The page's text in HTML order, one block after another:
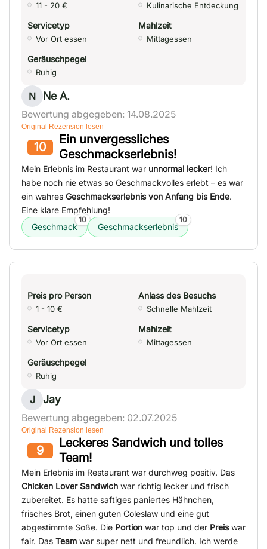
11 - 20 € Kulinarische Entdeckung
Servicetyp
Vor Ort essen
Mahlzeit
Mittagessen
Geräuschpegel
Ruhig
N Ne A.
Bewertung abgegeben: 14.08.2025
Original Rezension lesen
10
Ein unvergessliches
Geschmackserlebnis!
Mein Erlebnis im Restaurant war unnormal lecker! Ich
habe noch nie etwas so Geschmackvolles erlebt – es war
ein wahres Geschmackserlebnis von Anfang bis Ende.
Eine klare Empfehlung!
Geschmack
10
Geschmackserlebnis
10
Preis pro Person
1 - 10 €
Anlass des Besuchs
Schnelle Mahlzeit
Servicetyp
Vor Ort essen
Mahlzeit
Mittagessen
Geräuschpegel
Ruhig
J Jay
Bewertung abgegeben: 02.07.2025
Original Rezension lesen
9
Leckeres Sandwich und tolles
Team!
Mein Erlebnis im Restaurant war durchweg positiv. Das
Chicken Lover Sandwich war richtig lecker und frisch
zubereitet. Es hatte saftiges paniertes Hähnchen,
frisches Brot, einen guten Coleslaw und eine gut
abgestimmte Soße. Die Portion war top und der Preiswar
fair. Das Team war super nett und freundlich. Ich werde